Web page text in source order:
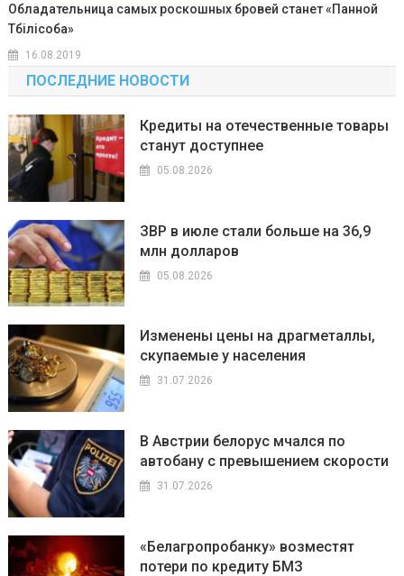
Обладательница самых роскошных бровей станет «Панной
Тбiлiсоба»
16.08.2019
ПОСЛЕДНИЕ НОВОСТИ
Кредиты на отечественные товары
станут доступнее
05.08.2026
ЗВР в июле стали больше на 36,9
млн долларов
05.08.2026
Изменены цены на драгметаллы,
скупаемые у населения
31.07.2026
В Австрии белорус мчался по
автобану с превышением скорости
31.07.2026
«Белагропробанку» возместят
потери по кредиту БМЗ